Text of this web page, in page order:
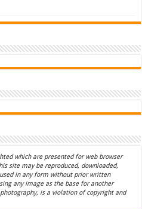
which are presented for web browser
site may be reproduced, downloaded,
in any form without prior written
any image as the base for another
is a violation of copyright and